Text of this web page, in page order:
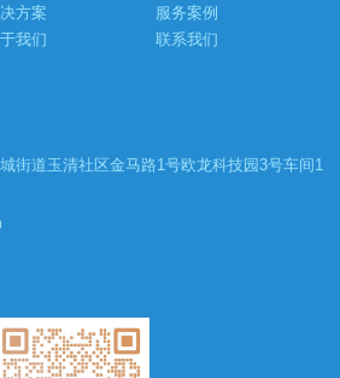
方案
服务案例
我们 联系我们
街道玉清社区金马路1号欧龙科技园3号车间1